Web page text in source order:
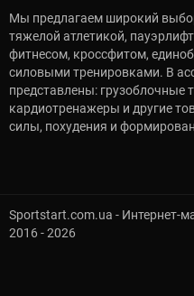
Мы предлагаем широкий
тяжелой атлетикой,
фитнесом, кроссфитом,
силовыми тренировками. В
представлены: грузоблочные
кардиотренажеры и другие
силы, похудения и
Sportstart.com.ua - Интернет-
2016 - 2026